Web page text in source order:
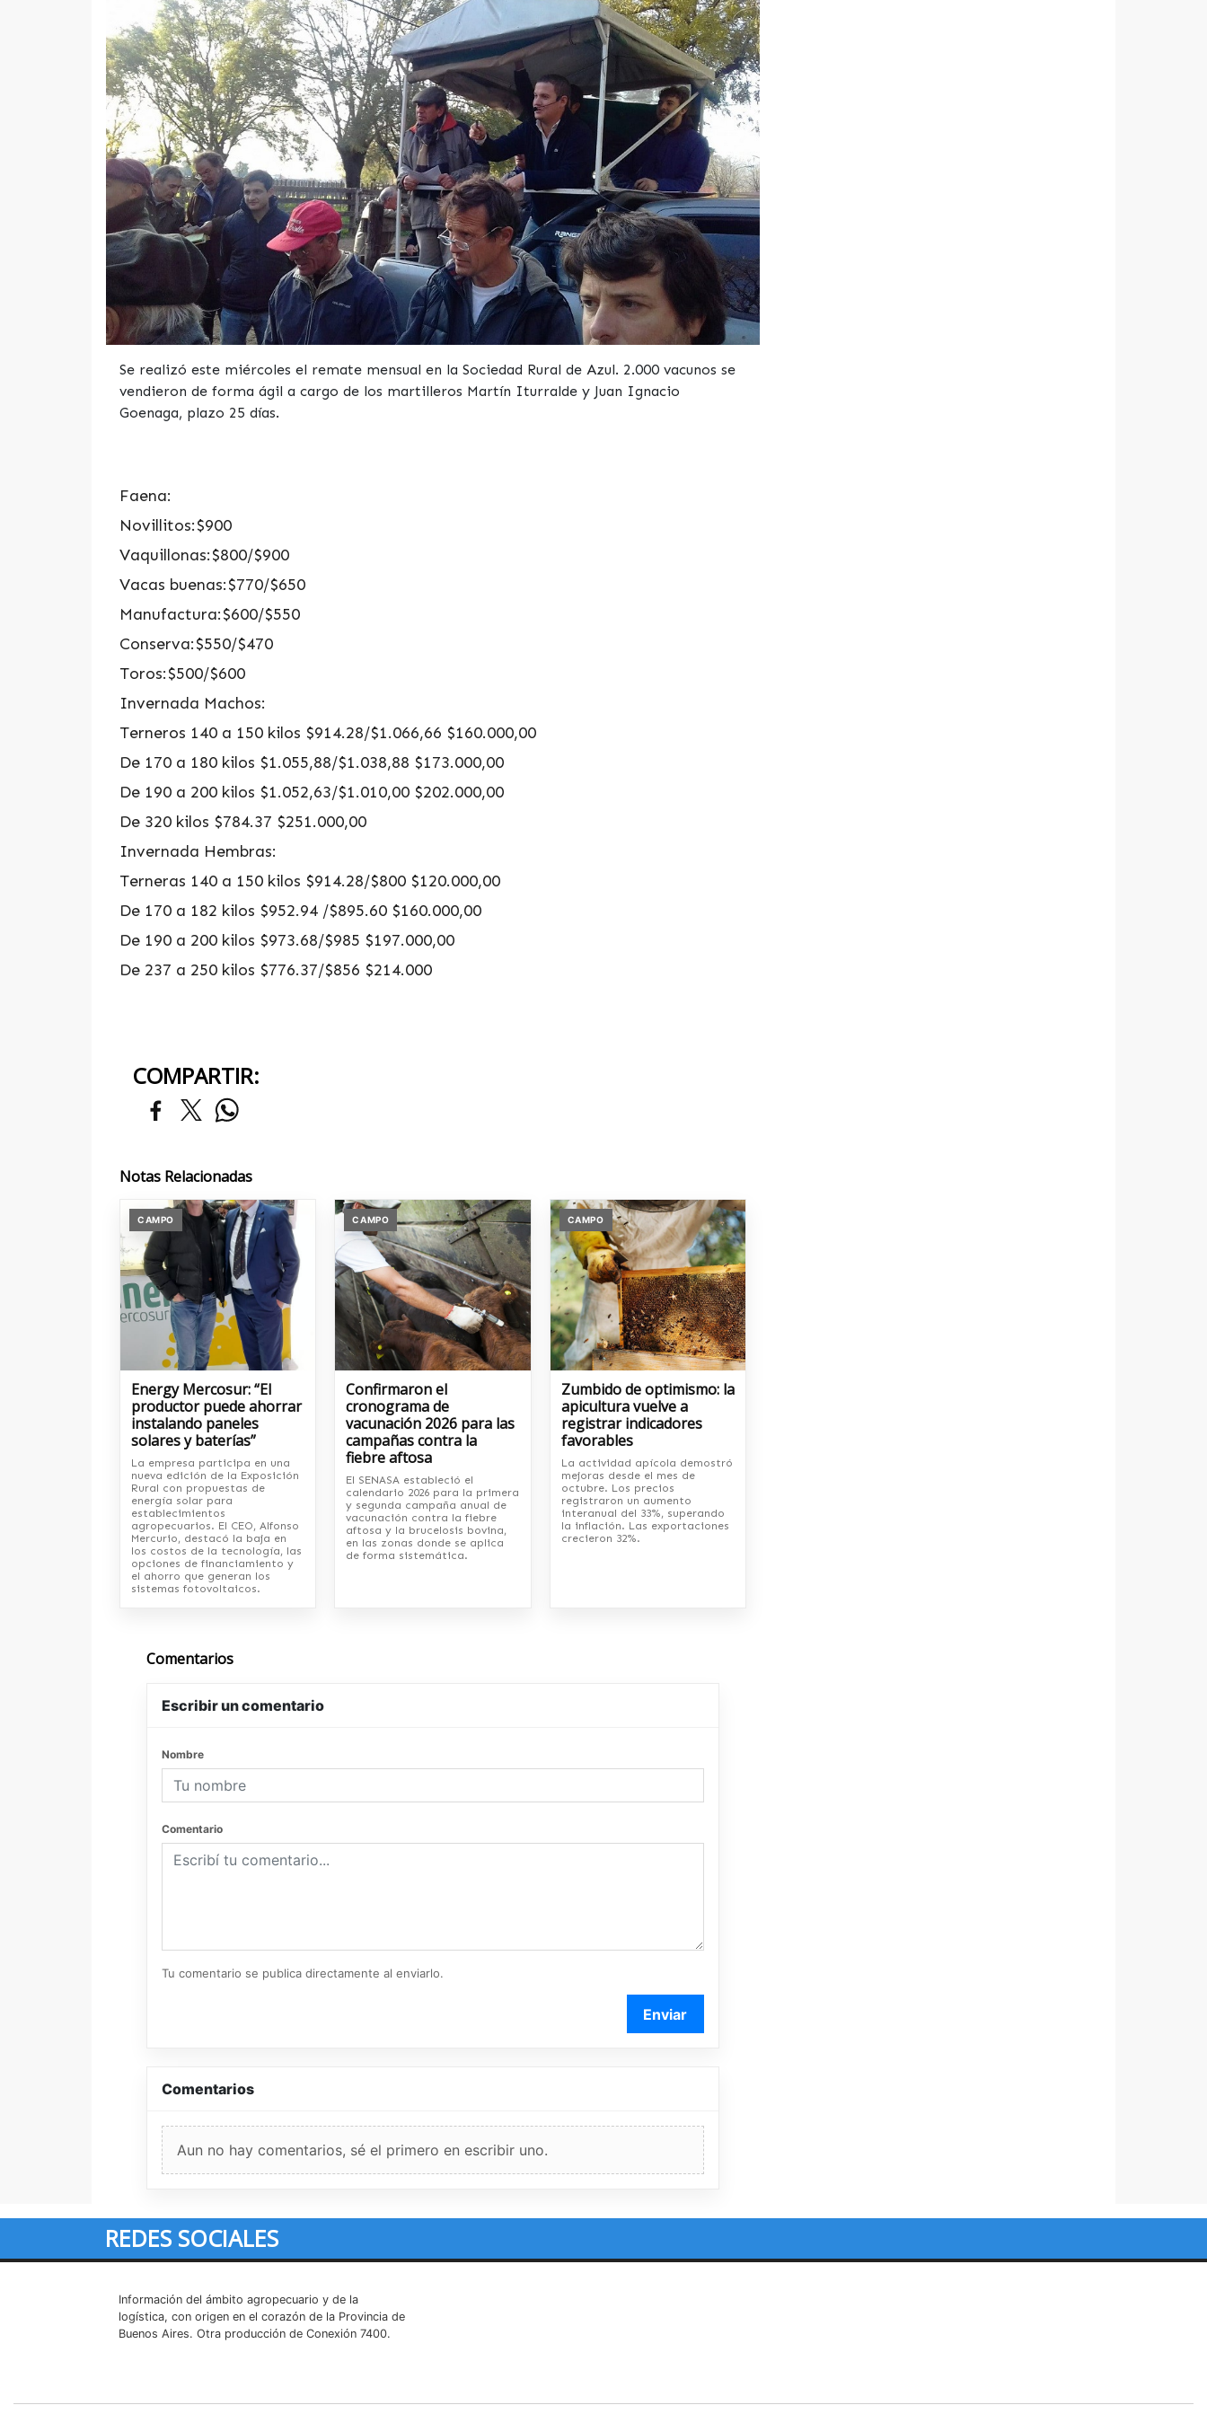
Se realizó este miércoles el remate mensual en la Sociedad Rural de Azul. 2.000 vacunos se
vendieron de forma ágil a cargo de los martilleros Martín Iturralde y Juan Ignacio
Goenaga, plazo 25 días.
Faena:
Novillitos:$900
Vaquillonas:$800/$900
Vacas buenas:$770/$650
Manufactura:$600/$550
Conserva:$550/$470
Toros:$500/$600
Invernada Machos:
Terneros 140 a 150 kilos $914.28/$1.066,66 $160.000,00
De 170 a 180 kilos $1.055,88/$1.038,88 $173.000,00
De 190 a 200 kilos $1.052,63/$1.010,00 $202.000,00
De 320 kilos $784.37 $251.000,00
Invernada Hembras:
Terneras 140 a 150 kilos $914.28/$800 $120.000,00
De 170 a 182 kilos $952.94 /$895.60 $160.000,00
De 190 a 200 kilos $973.68/$985 $197.000,00
De 237 a 250 kilos $776.37/$856 $214.000
COMPARTIR:
Notas Relacionadas
CAMPO
Energy Mercosur: “El
productor puede ahorrar
instalando paneles
solares y baterías”
La empresa participa en una
nueva edición de la Exposición
Rural con propuestas de
energía solar para
establecimientos
agropecuarios. El CEO, Alfonso
Mercurio, destacó la baja en
los costos de la tecnología, las
opciones de financiamiento y
el ahorro que generan los
sistemas fotovoltaicos.
CAMPO
Confirmaron el
cronograma de
vacunación 2026 para las
campañas contra la
fiebre aftosa
El SENASA estableció el
calendario 2026 para la primera
y segunda campaña anual de
vacunación contra la fiebre
aftosa y la brucelosis bovina,
en las zonas donde se aplica
de forma sistemática.
CAMPO
Zumbido de optimismo: la
apicultura vuelve a
registrar indicadores
favorables
La actividad apícola demostró
mejoras desde el mes de
octubre. Los precios
registraron un aumento
interanual del 33%, superando
la inflación. Las exportaciones
crecieron 32%.
Comentarios
Escribir un comentario
Nombre
Comentario
Tu comentario se publica directamente al enviarlo.
Enviar
Comentarios
Aun no hay comentarios, sé el primero en escribir uno.
REDES SOCIALES
Información del ámbito agropecuario y de la
logística, con origen en el corazón de la Provincia de
Buenos Aires. Otra producción de Conexión 7400.